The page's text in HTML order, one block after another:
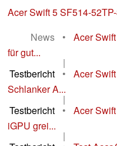
Acer Swift 5 SF514-
News
•
Acer
für gut...
|
Testbericht
•
Acer
Schlanker A...
|
Testbericht
•
Acer
iGPU grei...
|